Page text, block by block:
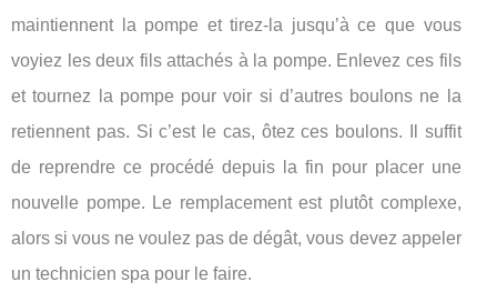
maintiennent la pompe et tirez-la jusqu’à ce que vous
voyiez les deux fils attachés à la pompe. Enlevez ces fils
et tournez la pompe pour voir si d’autres boulons ne la
retiennent pas. Si c’est le cas, ôtez ces boulons. Il suffit
de reprendre ce procédé depuis la fin pour placer une
nouvelle pompe. Le remplacement est plutôt complexe,
alors si vous ne voulez pas de dégât, vous devez appeler
un technicien spa pour le faire.